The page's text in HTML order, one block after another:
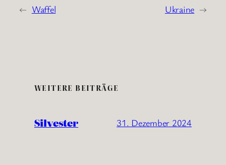
← Waffel Ukraine →
WEITERE BEITRÄGE
Silvester 31. Dezember 2024